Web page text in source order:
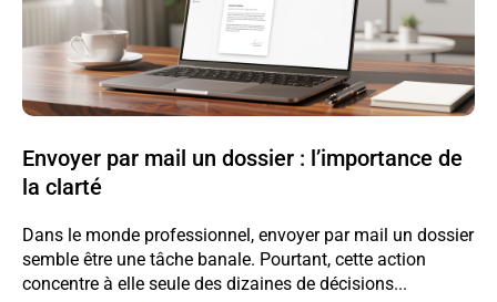
Envoyer par mail un dossier : l’importance de
la clarté
Dans le monde professionnel, envoyer par mail un dossier
semble être une tâche banale. Pourtant, cette action
concentre à elle seule des dizaines de décisions...